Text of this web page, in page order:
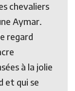
chevaliers
Aymar.
regard
à la jolie
et qui se